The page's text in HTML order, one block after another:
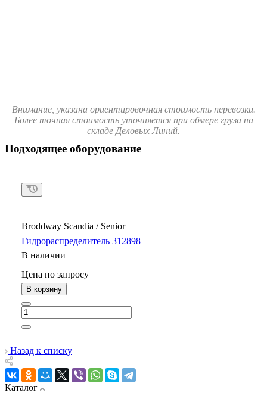
Внимание, указана ориентировочная стоимость перевозки.
Более точная стоимость уточняется при обмере груза на
складе Деловых Линий.
Подходящее оборудование
Broddway Scandia / Senior
Гидрораспределитель 312898
В наличии
Цена по запросу
В корзину
Назад к списку
Каталог